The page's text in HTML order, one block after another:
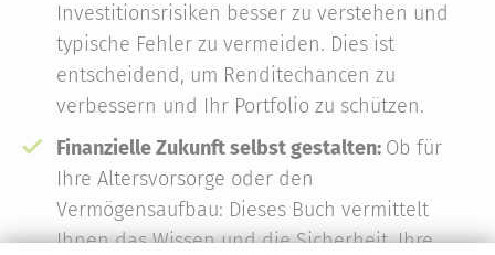
Investitionsrisiken besser zu verstehen und
typische Fehler zu vermeiden. Dies ist
entscheidend, um Renditechancen zu
verbessern und Ihr Portfolio zu schützen.
Finanzielle Zukunft selbst gestalten: Ob für
Ihre Altersvorsorge oder den
Vermögensaufbau: Dieses Buch vermittelt
Ihnen das Wissen und die Sicherheit, Ihre